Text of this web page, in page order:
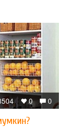
0
0